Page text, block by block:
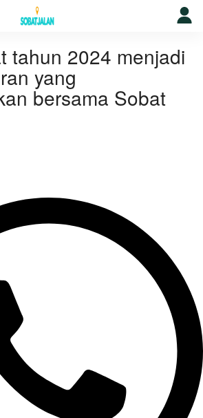
tahun 2024 menjadi
yang
bersama Sobat